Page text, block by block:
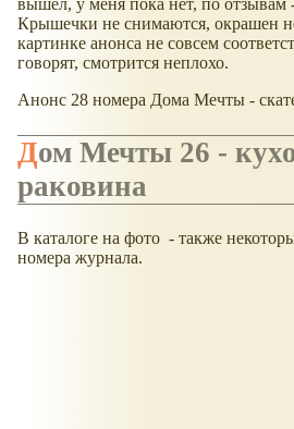
вышел, у меня пока нет, по отзывам
Крышечки не снимаются, окрашен
картинке анонса не совсем
говорят, смотрится неплохо.
Анонс 28 номера Дома Мечты -
Дом Мечты 26 - кухонная
раковина
В каталоге на фото - также
номера журнала.